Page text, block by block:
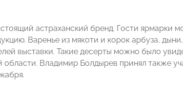
астраханский бренд. Гости ярмарки
Варенье из мякоти и корок арбуза,
выставки. Такие десерты можно было
области. Владимир Болдырев принял также